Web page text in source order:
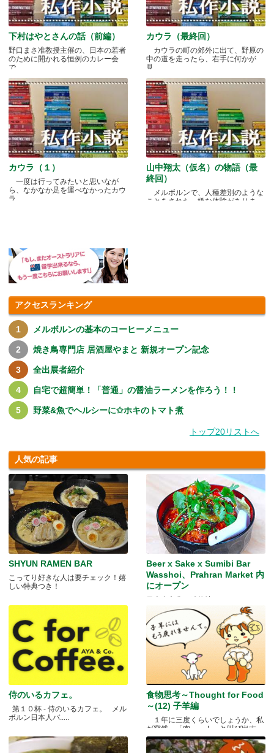
下村はやとさんの話（前編）
野口まさ准教授主催の、日本の若者
のために開かれる恒例のカレー会
で.....
カウラ（最終回）
カウラの町の郊外に出て、野原の
中の道を走ったら、右手に何かが
見.....
カウラ（１）
一度は行ってみたいと思いなが
ら、なかなか足を運べなかったカウ
ラ.....
山中翔太（仮名）の物語（最
終回）
メルボルンで、人種差別のような
ことをされた、嫌な体験がありま
アクセスランキング
メルボルンの基本のコーヒーメニュー
焼き鳥専門店 居酒屋やまと 新規オープン記念
全出展者紹介
自宅で超簡単！「普通」の醤油ラーメンを作ろう！！
野菜&魚でヘルシーに✩ホキのトマト煮
トップ20リストへ
人気の記事
SHYUN RAMEN BAR
こってり好きな人は要チェック！嬉
しい特典つき！
Beer x Sake x Sumibi Bar
Wasshoi、Prahran Market 内
にオープン
日本食文化の発信地
侍のいるカフェ。
第１０杯 - 侍のいるカフェ。 メル
ボルン日本人バ.....
食物思考～Thought for Food
～(12) 子羊編
１年に三度くらいでしょうか、私
が突然、「肉～っ！」と叫び出す
瞬.....